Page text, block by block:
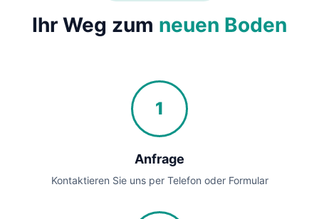
Ihr Weg zum neuen Boden
1
Anfrage
Kontaktieren Sie uns per Telefon oder Formular